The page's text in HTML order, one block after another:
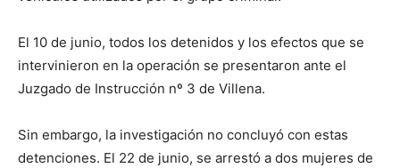
El 10 de junio, todos los detenidos y los efectos que se
intervinieron en la operación se presentaron ante el
Juzgado de Instrucción nº 3 de Villena.
Sin embargo, la investigación no concluyó con estas
detenciones. El 22 de junio, se arrestó a dos mujeres de